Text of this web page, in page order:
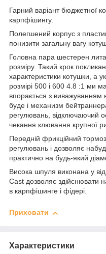
Гарний варіант бюджетної
карпфішингу.
Полегшений корпус з
понизити загальну вагу
Головна пара шестерен
розміру. Такий крок
характеристики котушки, а
розмірі 500 і 600 4.8 :1 ми
впорається з виважуванням
буде і механизм
регулювань, відключаючий
чекання клювання крупної
Передній фрикційний
регулювань і дозволяє
практично на будь-який
Висока шпуля виконана у
Cast дозволяє здійснювати
в карпфішинге і фідері.
Приховати
Характеристики